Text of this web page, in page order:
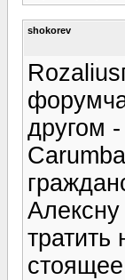
shokorev
другом
Алексну
тратить